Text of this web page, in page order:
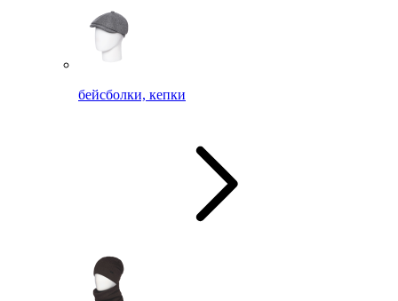
бейсболки, кепки